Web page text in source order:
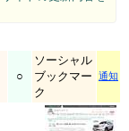
○
ソーシャル
ブックマー
ク
通知